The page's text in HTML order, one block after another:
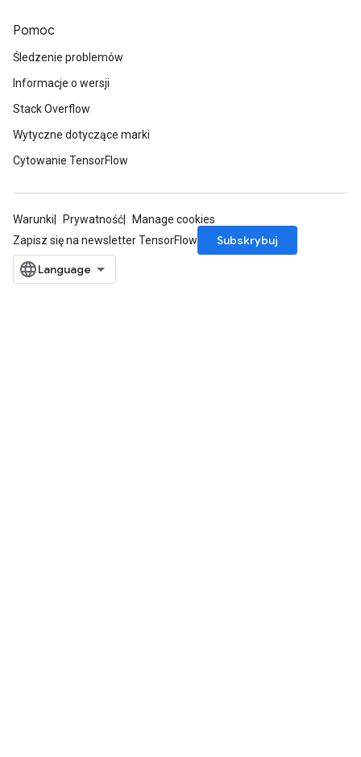
Pomoc
Śledzenie problemów
Informacje o wersji
Stack Overflow
Wytyczne dotyczące marki
Cytowanie TensorFlow
Warunki Prywatność
Manage cookies
Zapisz się na newsletter TensorFlow
Subskrybuj